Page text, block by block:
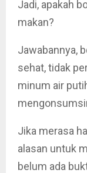
Jadi, apakah
makan?
Jawabannya,
sehat, tidak
minum air
Jika merasa
alasan untuk
belum ada